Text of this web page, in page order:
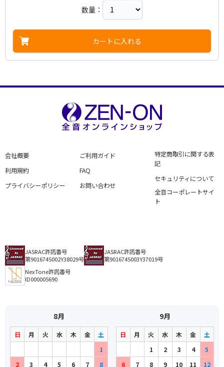
数量：
カートに入れる
会社概要
利用規約
プライバシーポリシー
ご利用ガイド
FAQ
お問い合わせ
特定商取引に関する表
記
セキュリティについて
全音コーポレートサイ
ト
JASRAC許諾番号
第9016745002Y38029号
JASRAC許諾番号
第9016745003Y37019号
NexTone許諾番号
ID000005690
8月
日 月 火 水 木 金
土
1
2
3 4 5 6 7 8
9月
日 月 火 水 木 金
土
1
2 3 4
5
6
7 8 9 10 11 12